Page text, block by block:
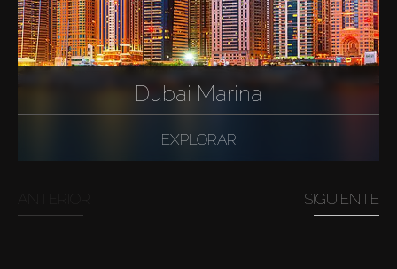
Dubai Marina
EXPLORAR
SIGUIENTE